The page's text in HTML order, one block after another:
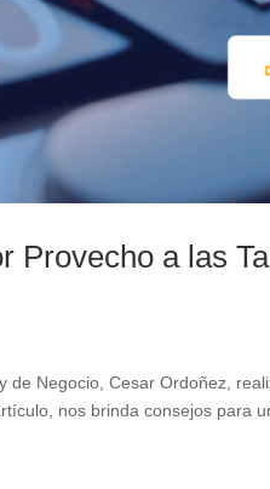
Provecho a las
de Negocio, Cesar Ordoñez,
nos brinda consejos para